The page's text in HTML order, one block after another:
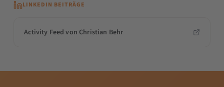
LINKEDIN BEITRÄGE
Activity Feed von Christian Behr